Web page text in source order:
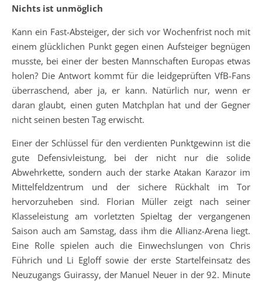
Nichts ist unmöglich
Kann ein Fast-Absteiger, der sich vor Wochenfrist noch mit
einem glücklichen Punkt gegen einen Aufsteiger begnügen
musste, bei einer der besten Mannschaften Europas etwas
holen? Die Antwort kommt für die leidgeprüften VfB-Fans
überraschend, aber ja, er kann. Natürlich nur, wenn er
daran glaubt, einen guten Matchplan hat und der Gegner
nicht seinen besten Tag erwischt.
Einer der Schlüssel für den verdienten Punktgewinn ist die
gute Defensivleistung, bei der nicht nur die solide
Abwehrkette, sondern auch der starke Atakan Karazor im
Mittelfeldzentrum und der sichere Rückhalt im Tor
hervorzuheben sind. Florian Müller zeigt nach seiner
Klasseleistung am vorletzten Spieltag der vergangenen
Saison auch am Samstag, dass ihm die Allianz-Arena liegt.
Eine Rolle spielen auch die Einwechslungen von Chris
Führich und Li Egloff sowie der erste Startelfeinsatz des
Neuzugangs Guirassy, der Manuel Neuer in der 92. Minute